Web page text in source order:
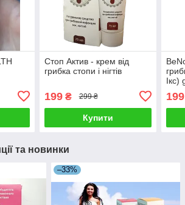
Стоп Актив - крем від
грибка стопи і нігтів
199₴ 299 ₴
Купити
Ікс)
199
та новинки
–33%